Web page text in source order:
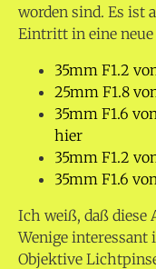
worden sind. Es ist
Eintritt in eine neue
35mm F1.2
25mm F1.8
35mm F1.6
hier
35mm F1.2
35mm F1.6
Ich weiß, daß
Wenige interessant
Objektive